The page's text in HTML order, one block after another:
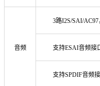
音频
3路I2S/SAI/AC97
支持ESAI音频接
支持SPDIF音频接